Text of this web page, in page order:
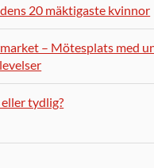
20 mäktigaste kvinnor
– Mötesplats med
tydlig?